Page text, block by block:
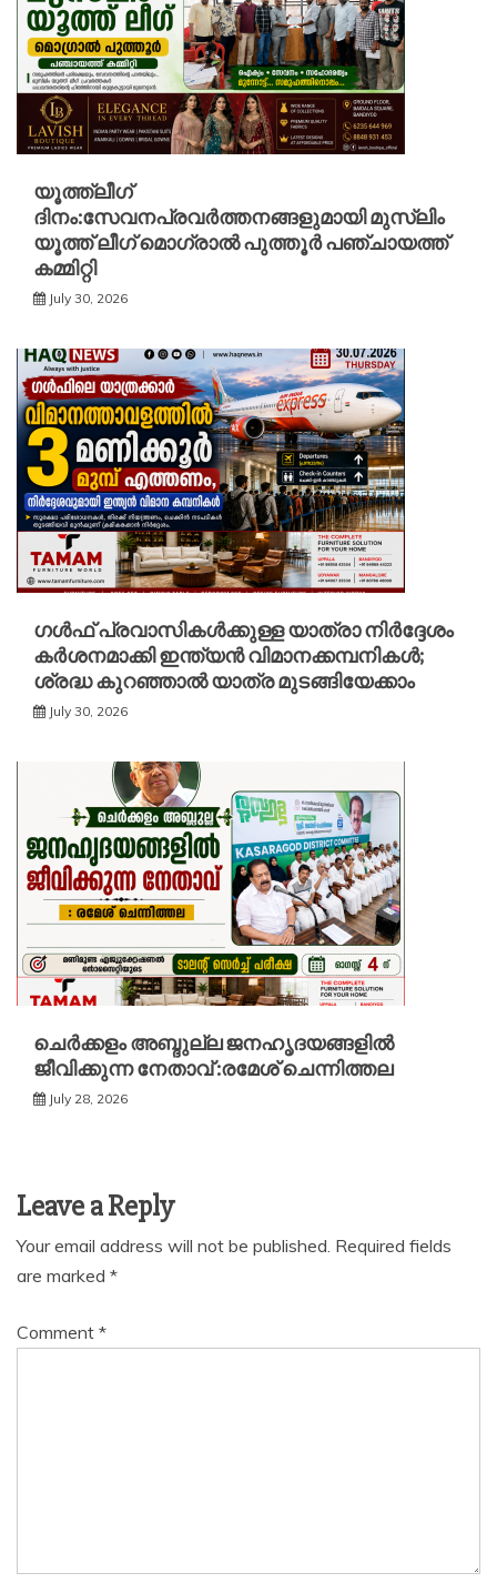
യൂത്ത്ലീഗ്
ദിനം:സേവനപ്രവർത്തനങ്ങളുമായി മുസ്ലിം
യൂത്ത് ലീഗ് മൊഗ്രാൽ പുത്തൂർ പഞ്ചായത്ത്
കമ്മിറ്റി
July 30, 2026
ഗൾഫ് പ്രവാസികൾക്കുള്ള യാത്രാ നിർദ്ദേശം
കർശനമാക്കി ഇന്ത്യൻ വിമാനക്കമ്പനികൾ;
ശ്രദ്ധ കുറഞ്ഞാൽ യാത്ര മുടങ്ങിയേക്കാം
July 30, 2026
ചെർക്കളം അബ്ദുല്ല ജനഹൃദയങ്ങളിൽ
ജീവിക്കുന്ന നേതാവ് :രമേശ് ചെന്നിത്തല
July 28, 2026
Leave a Reply
Your email address will not be published. Required fields
are marked *
Comment *